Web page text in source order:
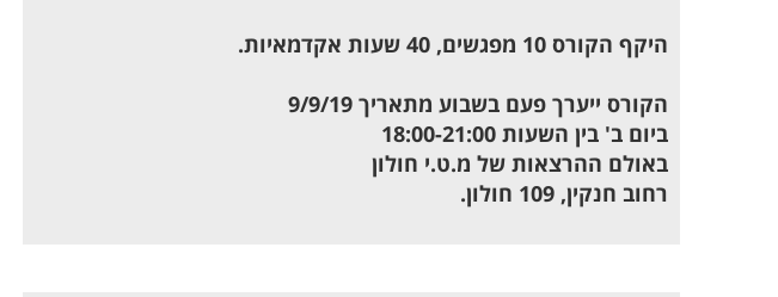
היקף הקורס 10 מפגשים, 40 שעות אקדמאיות.
הקורס ייערך פעם בשבוע מתאריך 9/9/19
ביום ב' בין השעות 18:00-21:00
באולם ההרצאות של מ.ט.י חולון
רחוב חנקין, 109 חולון.